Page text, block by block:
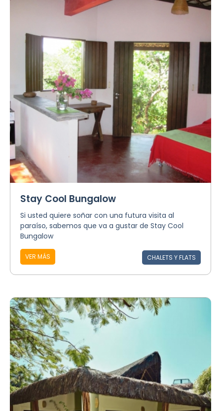
Stay Cool Bungalow
Si usted quiere soñar con una futura visita al
paraíso, sabemos que va a gustar de Stay Cool
Bungalow
VER MÁS CHALETS Y FLATS